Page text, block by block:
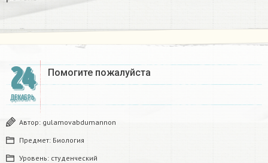
24
ДЕКАБРЬ
Помогите пожалуйста ​
Автор: gulamovabdumannon
Предмет: Биология
Уровень: студенческий